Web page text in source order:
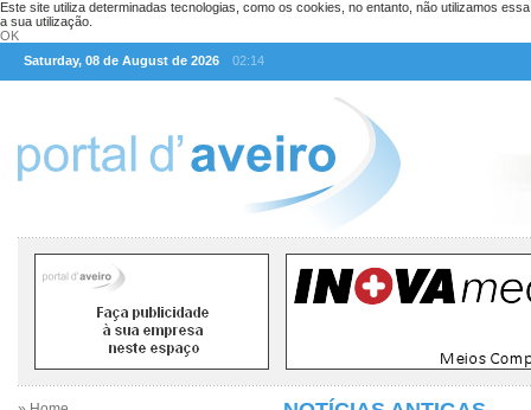
Este site utiliza determinadas tecnologias, como os cookies, no entanto, não utilizamos
a sua utilização.
OK
Saturday, 08 de August de 2026
02:14